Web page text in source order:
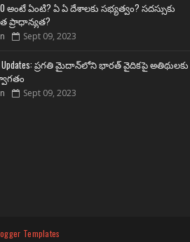
అంటే ఏంటి? ఏ ఏ దేశాలకు సభ్యత్వం? సదస్సుకు
ప్రాధాన్యత?
Sept 09, 2023
Updates: ప్రగతి మైదాన్‌లోని భారత్ వైదికపై అతిథులకు
Sept 09, 2023
Templates